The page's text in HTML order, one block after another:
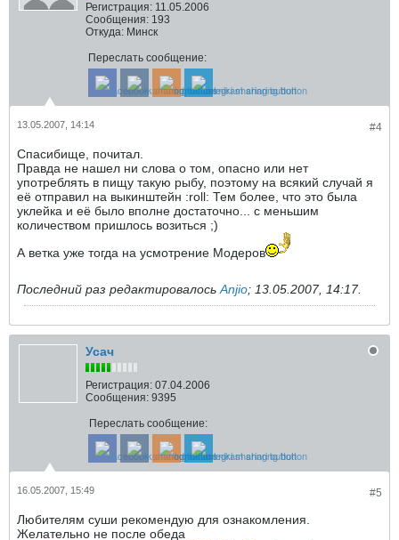
Регистрация: 11.05.2006
Сообщения: 193
Откуда: Минск
Переслать сообщение:
#4
13.05.2007, 14:14
Спасибище, почитал.
Правда не нашел ни слова о том, опасно или нет
употреблять в пищу такую рыбу, поэтому на всякий случай я
её отправил на выкинштейн :roll: Тем более, что это была
уклейка и её было вполне достаточно... с меньшим
количеством пришлось возиться ;)
А ветка уже тогда на усмотрение Модеров
Последний раз редактировалось Anjio; 13.05.2007, 14:17.
Усач
Регистрация: 07.04.2006
Сообщения: 9395
Переслать сообщение:
#5
16.05.2007, 15:49
Любителям суши рекомендую для ознакомления.
Желательно не после обеда